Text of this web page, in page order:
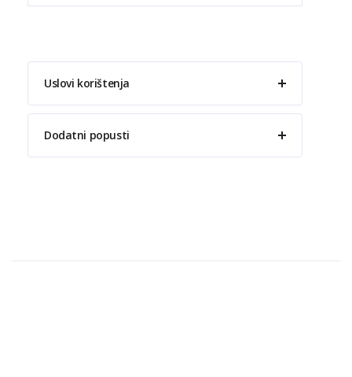
Uslovi korištenja
Dodatni popusti